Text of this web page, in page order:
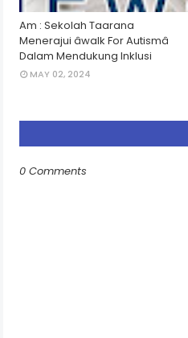
Am : Sekolah Taarana
Menerajui âwalk For Autismâ
Dalam Mendukung Inklusi
MAY 02, 2024
0 Comments